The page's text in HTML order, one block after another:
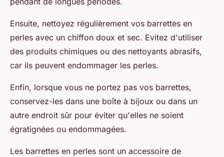
Ensuite, nettoyez régulièrement vos barrettes en
perles avec un chiffon doux et sec. Evitez d'utiliser
des produits chimiques ou des nettoyants abrasifs,
car ils peuvent endommager les perles.
Enfin, lorsque vous ne portez pas vos barrettes,
conservez-les dans une boîte à bijoux ou dans un
autre endroit sûr pour éviter qu'elles ne soient
égratignées ou endommagées.
Les barrettes en perles sont un accessoire de